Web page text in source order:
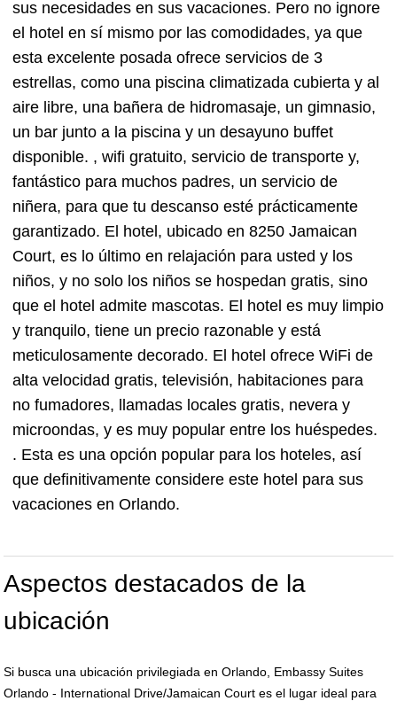
sus necesidades en sus vacaciones. Pero no ignore
el hotel en sí mismo por las comodidades, ya que
esta excelente posada ofrece servicios de 3
estrellas, como una piscina climatizada cubierta y al
aire libre, una bañera de hidromasaje, un gimnasio,
un bar junto a la piscina y un desayuno buffet
disponible. , wifi gratuito, servicio de transporte y,
fantástico para muchos padres, un servicio de
niñera, para que tu descanso esté prácticamente
garantizado. El hotel, ubicado en 8250 Jamaican
Court, es lo último en relajación para usted y los
niños, y no solo los niños se hospedan gratis, sino
que el hotel admite mascotas. El hotel es muy limpio
y tranquilo, tiene un precio razonable y está
meticulosamente decorado. El hotel ofrece WiFi de
alta velocidad gratis, televisión, habitaciones para
no fumadores, llamadas locales gratis, nevera y
microondas, y es muy popular entre los huéspedes.
. Esta es una opción popular para los hoteles, así
que definitivamente considere este hotel para sus
vacaciones en Orlando.
Aspectos destacados de la
ubicación
Si busca una ubicación privilegiada en Orlando, Embassy Suites
Orlando - International Drive/Jamaican Court es el lugar ideal para